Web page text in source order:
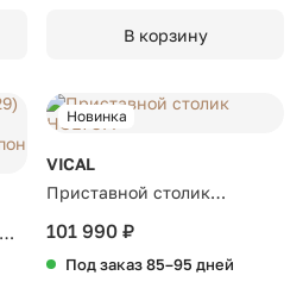
В корзину
Новинка
VICAL
Приставной столик
HOLTUM
101 990 ₽
Под заказ 85–95 дней